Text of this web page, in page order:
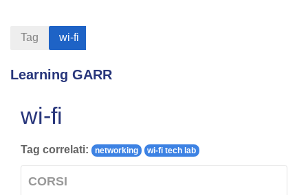
Tag wi-fi
Learning GARR
wi-fi
Tag correlati: networking wi-fi tech lab
CORSI